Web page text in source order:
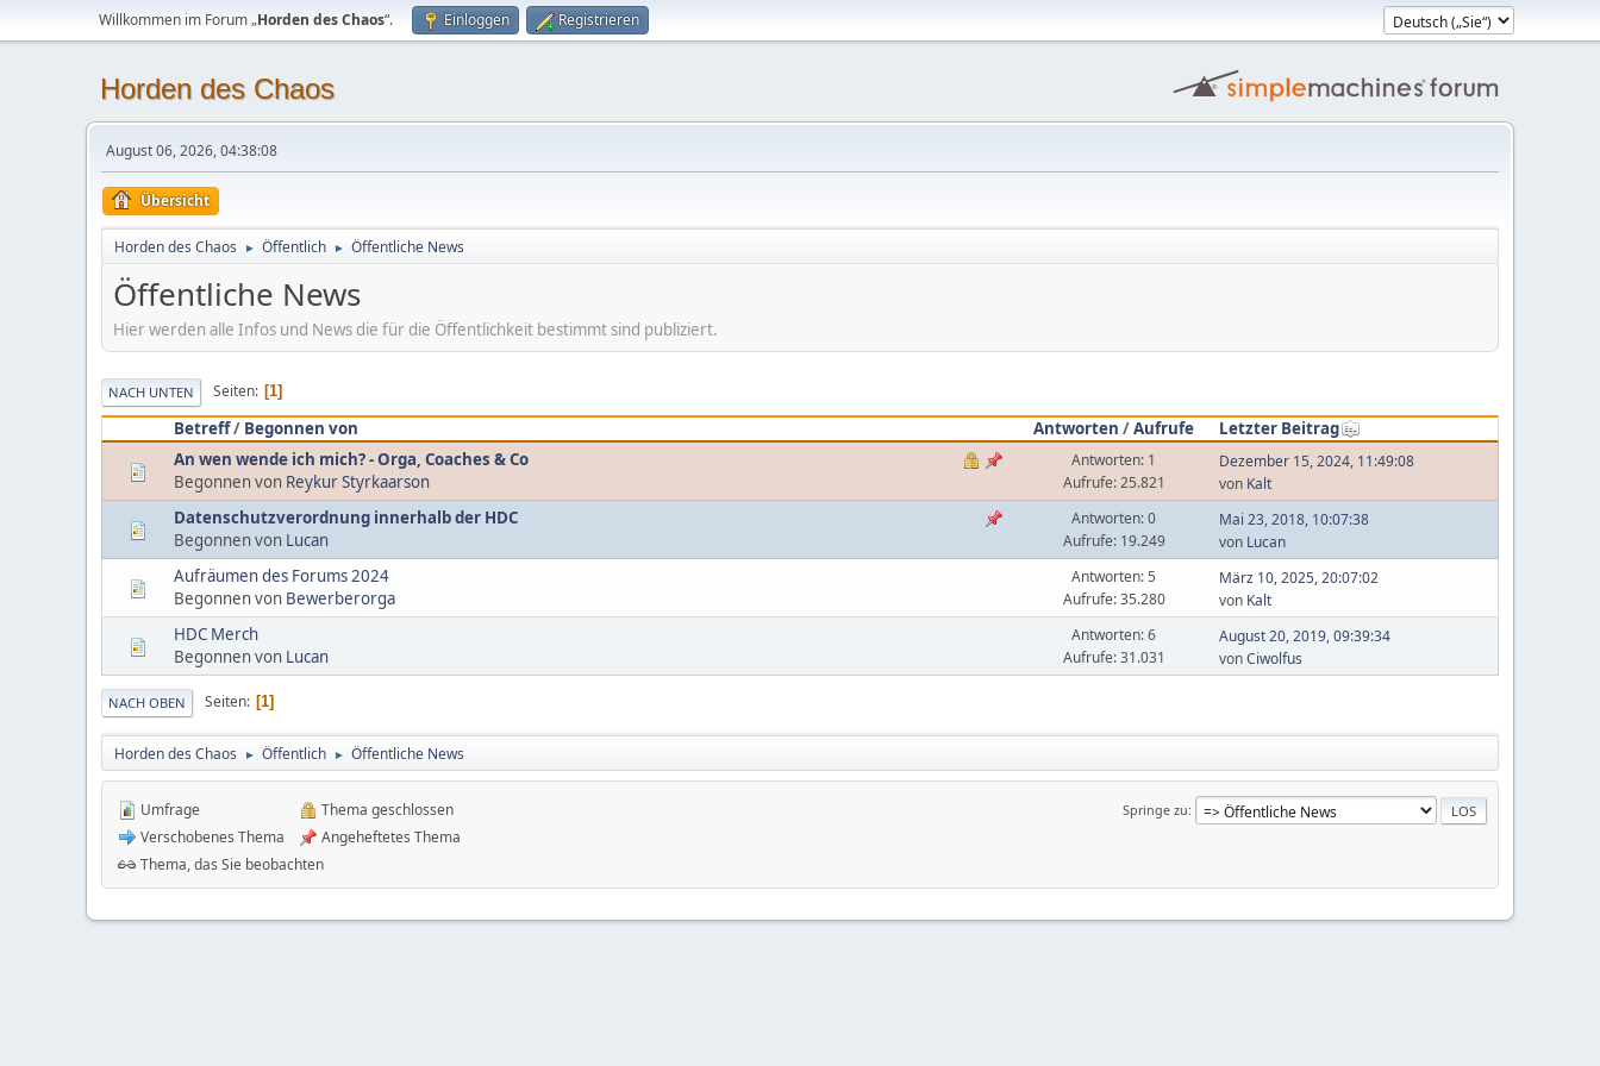
Willkommen im Forum „Horden des Chaos“. Einloggen Registrieren
Horden des Chaos
August 06, 2026, 04:38:08
Übersicht
Horden des Chaos ► Öffentlich ► Öffentliche News
Öffentliche News
Hier werden alle Infos und News die für die Öffentlichkeit bestimmt sind publiziert.
NACH UNTEN Seiten 1
Betreff/ Begonnen von Antworten /Aufrufe
Letzter Beitrag
An wen wende ich mich? - Orga, Coaches & Co
Begonnen von Reykur Styrkaarson
Antworten: 1
Aufrufe: 25.821
Dezember 15, 2024, 11:49:08
von Kalt
Datenschutzverordnung innerhalb der HDC
Begonnen von Lucan
Antworten: 0
Aufrufe: 19.249
Mai 23, 2018, 10:07:38
von Lucan
Aufräumen des Forums 2024
Begonnen von Bewerberorga
Antworten: 5
Aufrufe: 35.280
März 10, 2025, 20:07:02
von Kalt
HDC Merch
Begonnen von Lucan
Antworten: 6
Aufrufe: 31.031
August 20, 2019, 09:39:34
vonCiwolfus
NACH OBEN Seiten 1
Horden des Chaos ► Öffentlich ► Öffentliche News
Springe zu
Umfrage
Verschobenes Thema
Thema geschlossen
Angeheftetes Thema
Thema, das Sie beobachten